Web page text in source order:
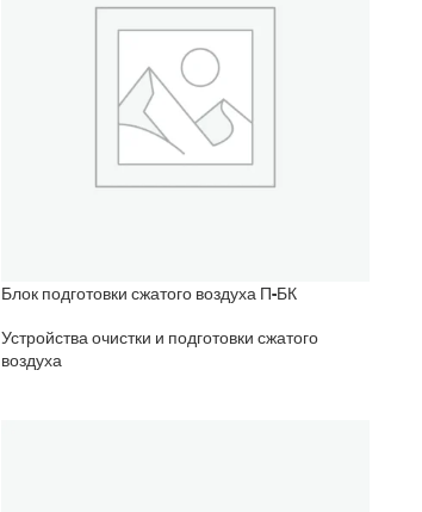
Блок подготовки сжатого воздуха П-БК
Устройства очистки и подготовки сжатого
воздуха